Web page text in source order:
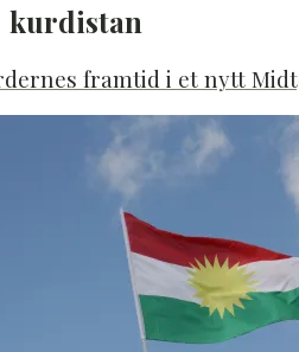
kurdistan
framtid i et nytt